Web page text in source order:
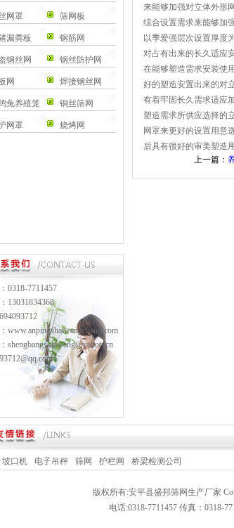
网罩 筛网板
漏粪板 钢筋网
钢丝网 钢丝防护网
网 焊接钢丝网
兔养殖笼 铜丝筛网
网罩 烧烤网
0318-7711457
13031834368
www.anpingshaiwangchang.com
shengbangshaiwang@yahoo.cn
来能够加强对立体外形
综合设置需求来能够加
以季爱强层次设置厚度
对占有出来的长久适应
在能够塑造需求安装使
好的塑造安置出来的对
有着牢固长久需求适应
塑造需求所供应选择的
网罩来更好的设置用意
后具有很好的审美塑造
上一篇：
坡口机 电子吊秤 筛网 护栏网 桥梁检测公司
版权所有:安平县盛邦筛网生产厂家
电话:0318-7711457 传真：0318-